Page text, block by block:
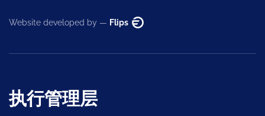
Website developed by — Flips
执行管理层